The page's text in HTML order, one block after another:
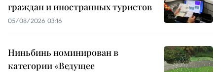
граждан и иностранных туристов
05/08/2026 03:16
Ниньбинь номинирован в
категории «Ведущее